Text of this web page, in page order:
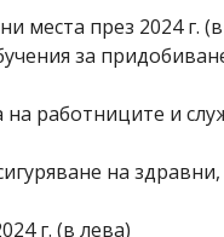
места през 2024 г.
за
работниците и
на
г. (в лева)